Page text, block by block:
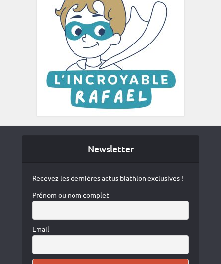
Newsletter
Recevez les dernières actus biathlon exclusives !
Prénom ou nom complet
Email